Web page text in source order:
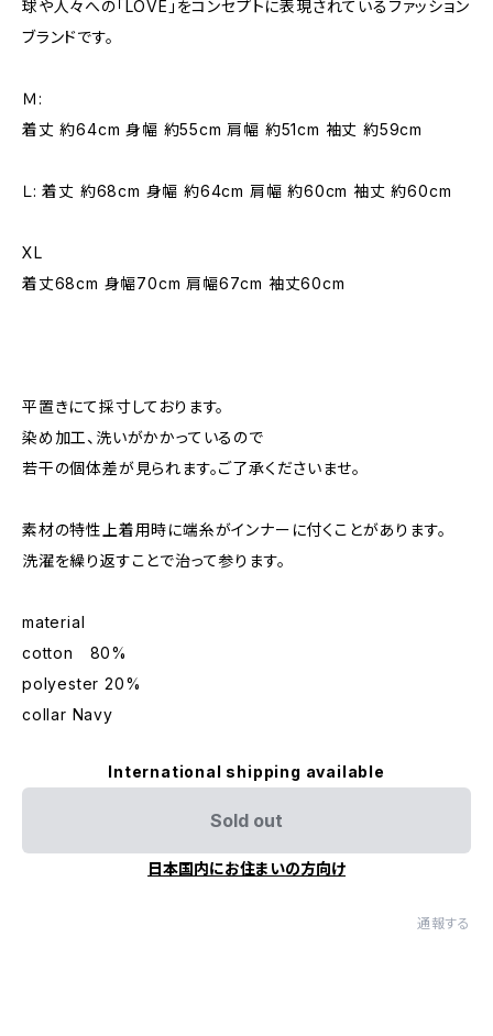
球や人々への「LOVE」をコンセプトに表現されているファッション
ブランドです。
Ｍ:
着丈 約64cm 身幅 約55cm 肩幅 約51cm 袖丈 約59cm
Ｌ: 着丈 約68cm 身幅 約64cm 肩幅 約60cm 袖丈 約60cm
XL
着丈68cm 身幅70cm 肩幅67cm 袖丈60cm
平置きにて採寸しております。
染め加工、洗いがかかっているので
若干の個体差が見られます。ご了承くださいませ。
素材の特性上着用時に端糸がインナーに付くことがあります。
洗濯を繰り返すことで治って参ります。
material
cotton 80%
polyester 20%
collar Navy
International shipping available
Sold out
日本国内にお住まいの方向け
通報する